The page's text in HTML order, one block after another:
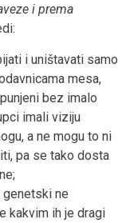
i prema
i uništavati samo
mesa,
bez imalo
imali viziju
a ne mogu to ni
pa se tako dosta
ne
kakvim ih je dragi